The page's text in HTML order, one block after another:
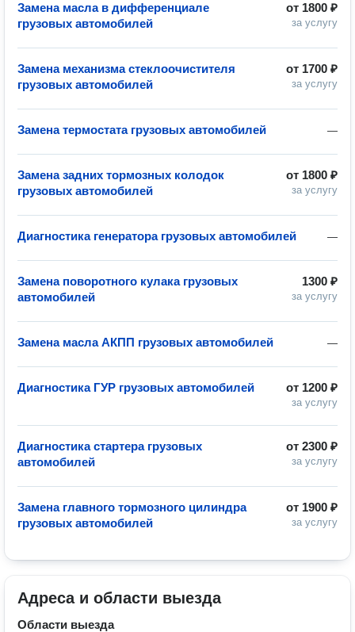
от 1800 ₽
за услугу
Замена масла в дифференциале
грузовых автомобилей
от 1700 ₽
за услугу
Замена механизма стеклоочистителя
грузовых автомобилей
—
Замена термостата грузовых автомобилей
от 1800 ₽
за услугу
Замена задних тормозных колодок
грузовых автомобилей
—
Диагностика генератора грузовых автомобилей
1300 ₽
за услугу
Замена поворотного кулака грузовых
автомобилей
—
Замена масла АКПП грузовых автомобилей
от 1200 ₽
за услугу
Диагностика ГУР грузовых автомобилей
от 2300 ₽
за услугу
Диагностика стартера грузовых
автомобилей
от 1900 ₽
за услугу
Замена главного тормозного цилиндра
грузовых автомобилей
Адреса и области выезда
Области выезда